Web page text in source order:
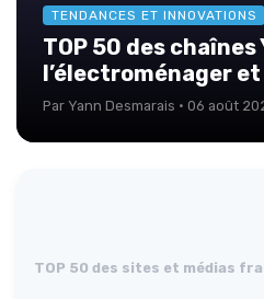
TENDANCES ET INNOVATIONS
TOP 50 des chaînes
l’électroménager
Par Yann Desmarais · 06 août
TOP 50 des sites et médias